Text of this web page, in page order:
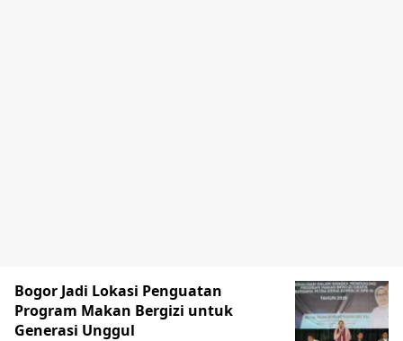
Bogor Jadi Lokasi Penguatan
Program Makan Bergizi untuk
Generasi Unggul